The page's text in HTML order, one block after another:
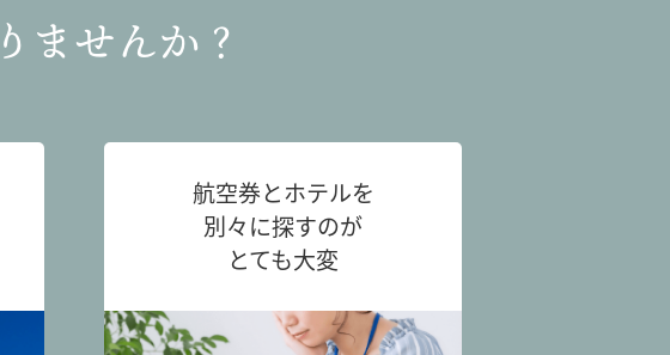
ませんか？
航空券とホテルを
別々に探すのが
とても大変